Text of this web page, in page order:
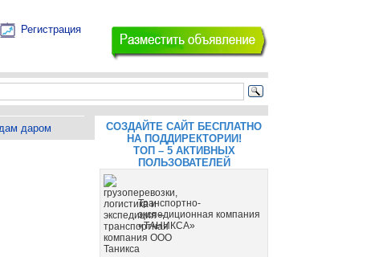
Регистрация
даром
СОЗДАЙТЕ САЙТ БЕСПЛАТНО
НА ПОДДИРЕКТОРИИ!
ТОП – 5 АКТИВНЫХ
ПОЛЬЗОВАТЕЛЕЙ
Транспортно-
экспедиционная компания
«ТАНИКСА»